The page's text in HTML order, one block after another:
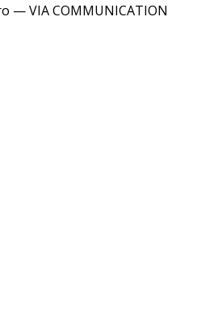
— VIA COMMUNICATION